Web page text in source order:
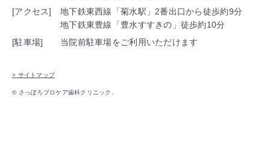
[アクセス]
地下鉄東西線「菊水駅」2番出口から徒歩約9分
地下鉄東豊線「豊水すすきの」徒歩約10分
[駐車場]
当院前駐車場をご利用いただけます
> サイトマップ
© さっぽろプロケア歯科クリニック.